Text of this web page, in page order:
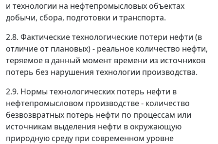
и технологии на нефтепромысловых объектах
добычи, сбора, подготовки и транспорта.
2.8. Фактические технологические потери нефти (в
отличие от плановых) - реальное количество нефти,
теряемое в данный момент времени из источников
потерь без нарушения технологии производства.
2.9. Нормы технологических потерь нефти в
нефтепромысловом производстве - количество
безвозвратных потерь нефти по процессам или
источникам выделения нефти в окружающую
природную среду при современном уровне